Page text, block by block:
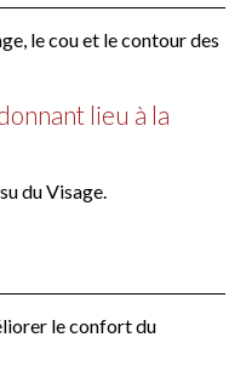
le cou et le contour des
lieu à la
du Visage.
le confort du